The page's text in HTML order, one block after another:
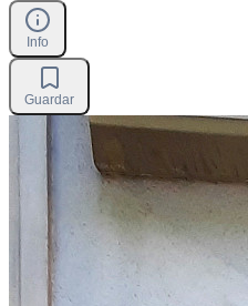
Info
Guardar